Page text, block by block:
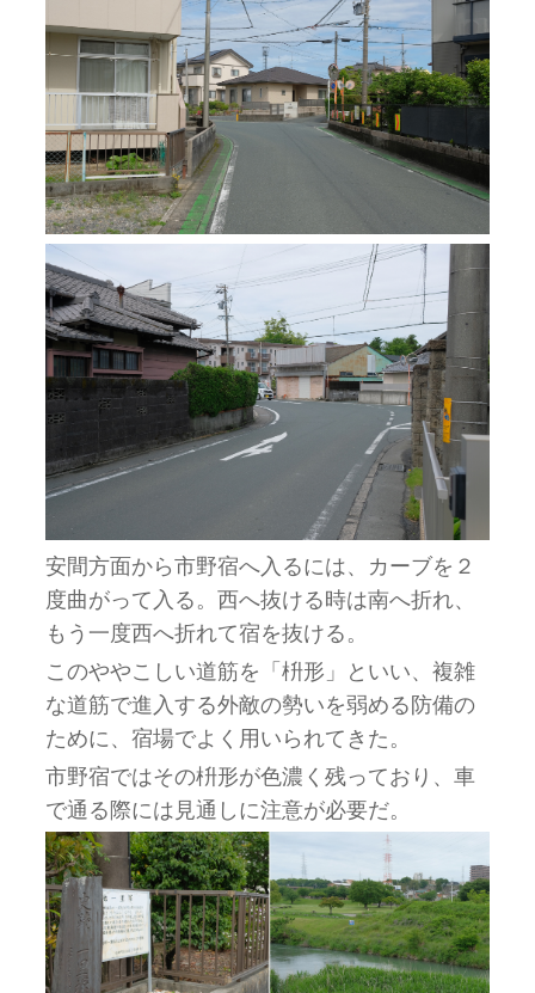
安間方面から市野宿へ入るには、カーブを２
度曲がって入る。西へ抜ける時は南へ折れ、
もう一度西へ折れて宿を抜ける。
このややこしい道筋を「枡形」といい、複雑
な道筋で進入する外敵の勢いを弱める防備の
ために、宿場でよく用いられてきた。
市野宿ではその枡形が色濃く残っており、車
で通る際には見通しに注意が必要だ。